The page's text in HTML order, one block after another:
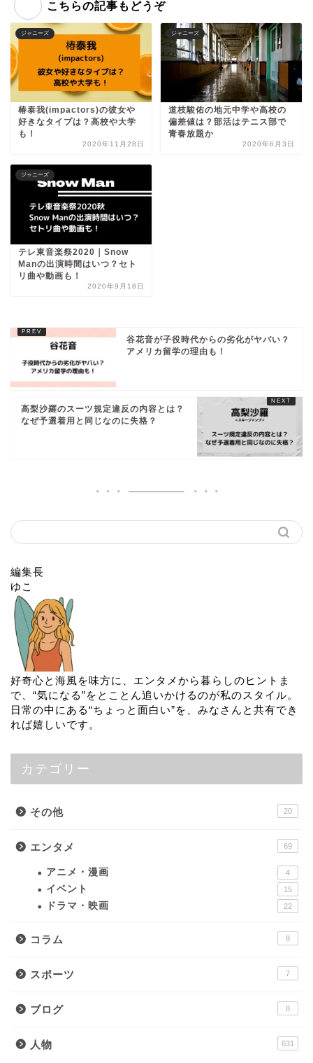
こちらの記事もどうぞ
ジャニーズ
椿泰我(impactors)の彼女や
好きなタイプは？高校や大学
も！
2020年11月28日
ジャニーズ
道枝駿佑の地元中学や高校の
偏差値は？部活はテニス部で
青春放題か
2020年6月3日
ジャニーズ
テレ東音楽祭2020｜Snow
Manの出演時間はいつ？セト
リ曲や動画も！
2020年9月18日
谷花音が子役時代からの劣化がヤバい？
アメリカ留学の理由も！
高梨沙羅のスーツ規定違反の内容とは？
なぜ予選着用と同じなのに失格？
編集長
ゆこ
好奇心と海風を味方に、エンタメから暮らしのヒントま
で、“気になる”をとことん追いかけるのが私のスタイル。
日常の中にある“ちょっと面白い”を、みなさんと共有でき
れば嬉しいです。
カテゴリー
その他 20
エンタメ 69
アニメ・漫画 4
イベント 15
ドラマ・映画 22
コラム 8
スポーツ 7
ブログ 8
人物 631